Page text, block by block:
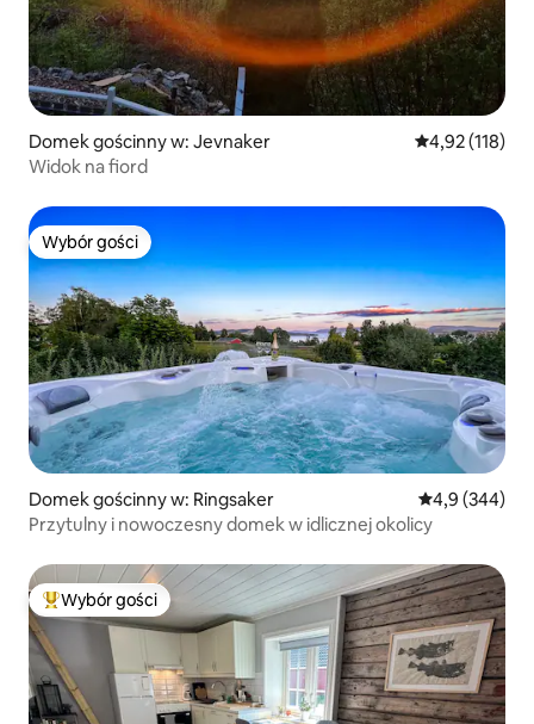
Domek gościnny w: Jevnaker Średnia
4,92 (118)
Widok na fiord
Wybór gości
Wybór gości
Domek gościnny w: Ringsaker Średnia
4,9 (344)
Przytulny i nowoczesny domek w idlicznej okolicy
Najpopularniejsze z kategorii Wybór gości
Wybór gości